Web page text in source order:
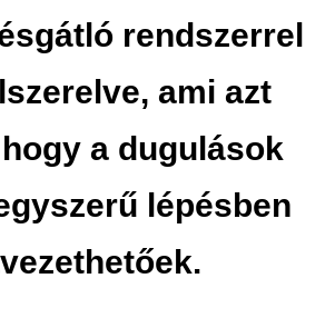
rendszerrel
ami azt
a dugulások
lépésben